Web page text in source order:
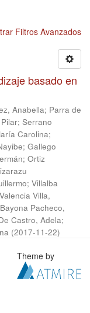
Filtros Avanzados
basado en
Anabella; Parra de
; Serrano
Carolina;
; Gallego
; Ortiz
; Villalba
Valencia Villa,
Bayona Pacheco,
Castro, Adela;
(2017-11-22)
Theme by